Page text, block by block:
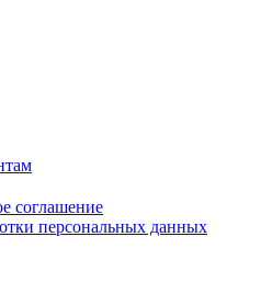
соглашение
персональных данных